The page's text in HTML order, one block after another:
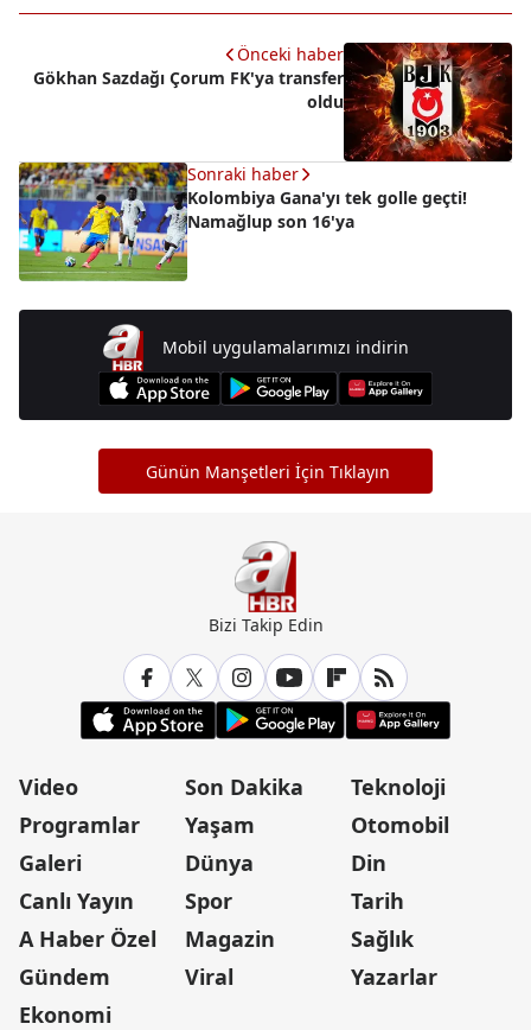
Önceki haber
Gökhan Sazdağı Çorum FK'ya transfer
oldu
Sonraki haber
Kolombiya Gana'yı tek golle geçti!
Namağlup son 16'ya
Mobil uygulamalarımızı indirin
Günün Manşetleri İçin Tıklayın
Bizi Takip Edin
Video
Programlar
Galeri
Canlı Yayın
A Haber Özel
Gündem
Ekonomi
Son Dakika
Yaşam
Dünya
Spor
Magazin
Viral
Teknoloji
Otomobil
Din
Tarih
Sağlık
Yazarlar